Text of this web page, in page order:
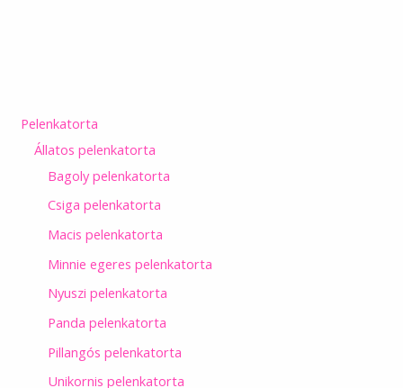
Pelenkatorta
Állatos pelenkatorta
Bagoly pelenkatorta
Csiga pelenkatorta
Macis pelenkatorta
Minnie egeres pelenkatorta
Nyuszi pelenkatorta
Panda pelenkatorta
Pillangós pelenkatorta
Unikornis pelenkatorta